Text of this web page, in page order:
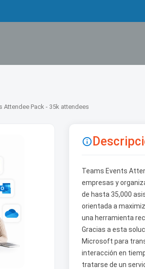
Attendee Pack - 35k attendees

Teams Events
empresas y
de hasta 35,000
orientada a
una herramienta
Gracias a esta
Microsoft para
interacción en
tratarse de un